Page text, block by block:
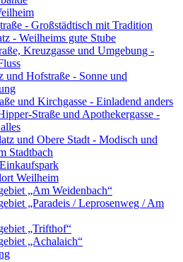
- Großstädtisch mit Tradition
- Weilheims gute Stube
Kreuzgasse und Umgebung -
und Hofstraße - Sonne und
und Kirchgasse - Einladend anders
Straße und Apothekergasse -
und Obere Stadt - Modisch und
Stadtbach
Weilheim
„Am Weidenbach“
„Paradeis / Leprosenweg / Am
„Trifthof“
„Achalaich“